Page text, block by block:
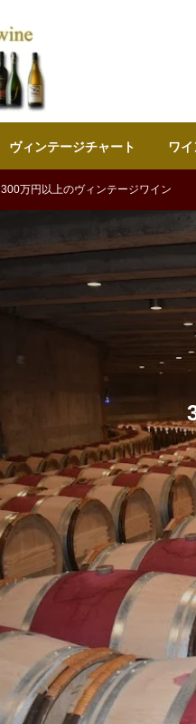
ヴィンテージチャート ワ
300万円以上のヴィンテージワイン